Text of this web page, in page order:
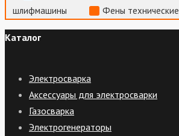
шлифмашины
Фены технические
Каталог
Электросварка
Аксессуары для электросварки
Газосварка
Электрогенераторы